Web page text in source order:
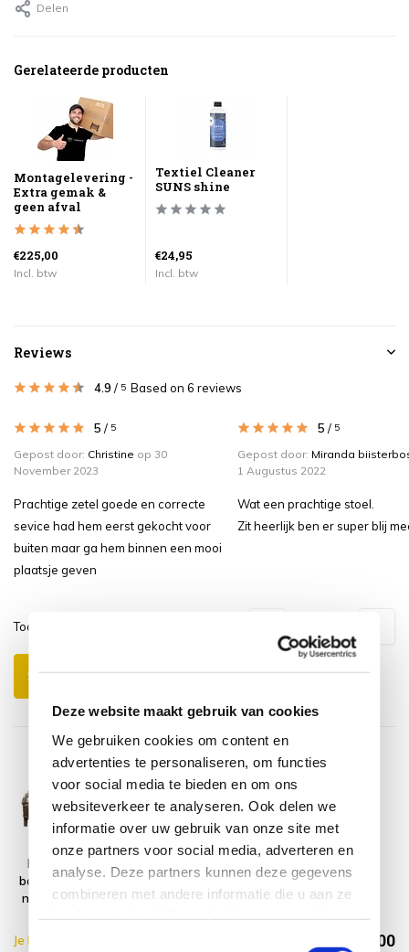
Deze website maakt gebruik van cookies
We gebruiken cookies om content en
advertenties te personaliseren, om functies
voor social media te bieden en om ons
websiteverkeer te analyseren. Ook delen we
informatie over uw gebruik van onze site met
onze partners voor social media, adverteren en
analyse. Deze partners kunnen deze gegevens
combineren met andere informatie die u aan ze
Delen
Gerelateerde producten
Montagelevering -
Extra gemak &
geen afval
€225,00
Incl. btw
Textiel Cleaner
SUNS shine
€24,95
Incl. btw
Reviews
4.9 / 5 Based on 6 reviews
5 / 5
Gepost door: Christine op 30
November 2023
Prachtige zetel goede en correcte
sevice had hem eerst gekocht voor
buiten maar ga hem binnen een mooi
plaatsje geven
5 / 5
Gepost door: Miranda
1 Augustus 2022
Wat een prachtige stoel.
Zit heerlijk ben er super blij
Toon
Schrijf je eigen review
Naturel lounge
balkonset 2-delig
naturel rotan wit
- Extra gemak &
geen afval
Je bespaart €10.00,- €540,00